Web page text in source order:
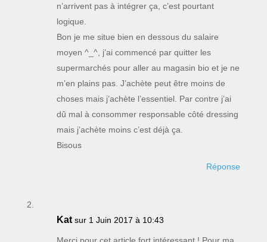
n’arrivent pas à intégrer ça, c’est pourtant
logique.
Bon je me situe bien en dessous du salaire
moyen ^_^, j’ai commencé par quitter les
supermarchés pour aller au magasin bio et je ne
m’en plains pas. J’achète peut être moins de
choses mais j’achète l’essentiel. Par contre j’ai
dû mal à consommer responsable côté dressing
mais j’achète moins c’est déjà ça.
Bisous
Réponse
Kat sur 1 Juin 2017 à 10:43
Merci pour cet article fort intéressant ! Pour ma